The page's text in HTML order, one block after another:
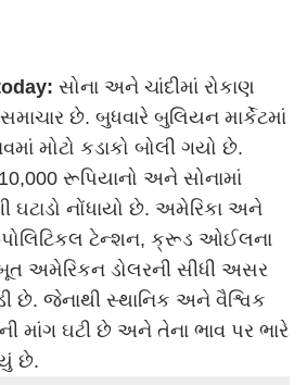
સોના અને ચાંદીમાં રોકાણ
છે. બુધવારે બુલિયન માર્કેટમાં
મોટો કડાકો બોલી ગયો છે.
10,000 રૂપિયાનો અને સોનામાં
ઘટાડો નોંધાયો છે. અમેરિકા અને
પોલિટિકલ ટેન્શન, ક્રૂડ ઓઈલના
અમેરિકન ડોલરની સીધી અસર
છે. જેનાથી સ્થાનિક અને વૈશ્વિક
માંગ ઘટી છે અને તેના ભાવ પર ભારે
છે.